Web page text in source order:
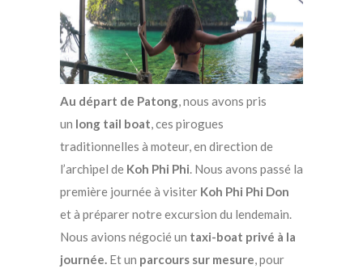
Au départ de Patong, nous avons pris
un long tail boat, ces pirogues
traditionnelles à moteur, en direction de
l’archipel de Koh Phi Phi. Nous avons passé la
première journée à visiter Koh Phi Phi Don
et à préparer notre excursion du lendemain.
Nous avions négocié un taxi-boat privé à la
journée. Et un parcours sur mesure, pour